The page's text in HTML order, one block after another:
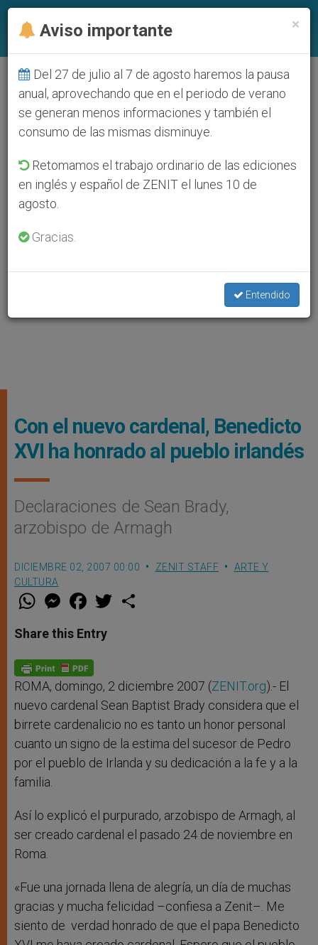
Con el nuevo cardenal, Benedicto
XVI ha honrado al pueblo irlandés
Declaraciones de Sean Brady,
arzobispo de Armagh
DICIEMBRE 02, 2007 00:00 ZENIT STAFF
ARTE Y
CULTURA
W
t
s
p
p
M
e
s
e
g
e
r
F
a
e
b
o
k
w
Share this Entry
ROMA, domingo, 2 diciembre 2007 (ZENIT.org).- El
nuevo cardenal Sean Baptist Brady considera que el
birrete cardenalicio no es tanto un honor personal
cuanto un signo de la estima del sucesor de Pedro
por el pueblo de Irlanda y su dedicación a la fe y a la
familia.
Así lo explicó el purpurado, arzobispo de Armagh, al
ser creado cardenal el pasado 24 de noviembre en
Roma.
«Fue una jornada llena de alegría, un día de muchas
gracias y mucha felicidad –confiesa a Zenit–. Me
siento de verdad honrado de que el papa Benedicto
×
Aviso importante
Del 27 de julio al 7 de agosto haremos la pausa
anual, aprovechando que en el periodo de verano
se generan menos informaciones y también el
consumo de las mismas disminuye.
Retomamos el trabajo ordinario de las ediciones
en inglés y español de ZENIT el lunes 10 de
agosto.
Gracias.
Entendido